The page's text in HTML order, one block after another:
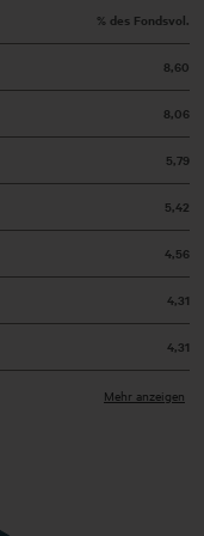
% des Fondsvol.
8,60
8,06
5,79
5,42
4,56
4,31
4,31
4,21
Mehr anzeigen